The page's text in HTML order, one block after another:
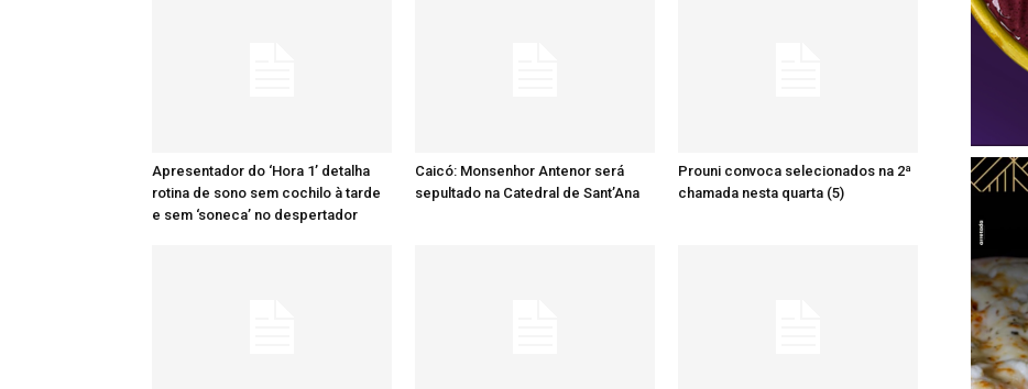
Apresentador do ‘Hora 1’ detalha
rotina de sono sem cochilo à tarde
e sem ‘soneca’ no despertador
Caicó: Monsenhor Antenor será
sepultado na Catedral de Sant’Ana
Prouni convoca selecionados na 2ª
chamada nesta quarta (5)